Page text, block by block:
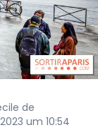
de
um 10:54